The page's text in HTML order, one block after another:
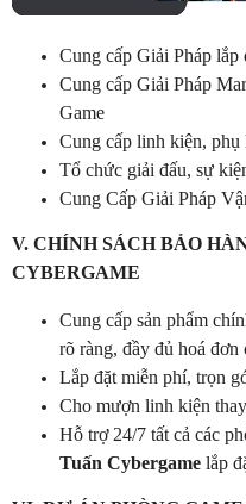
Cung cấp Giải Pháp lắp
Cung cấp Giải Pháp
Game
Cung cấp linh kiện,
Tổ chức giải đấu, sự
Cung Cấp Giải Pháp
V. CHÍNH SÁCH BẢO
CYBERGAME
Cung cấp sản phẩm
rõ ràng, đầy đủ hoá đơn
Lắp đặt miễn phí, trọn
Cho mượn linh kiện
Hỗ trợ 24/7 tất cả các
Tuấn Cybergame lắp